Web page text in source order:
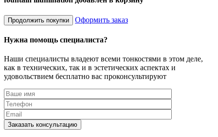
Продолжить покупки Оформить заказ
Нужна помощь специалиста?
Наши специалисты владеют всеми тонкостями в этом деле,
как в технических, так и в эстетических аспектах и
удовольствием бесплатно вас проконсультируют
Заказать консультацию